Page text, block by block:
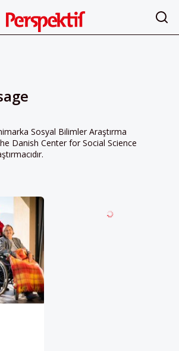
Sosyal Bilimler Araştırma
Danish Center for Social Science